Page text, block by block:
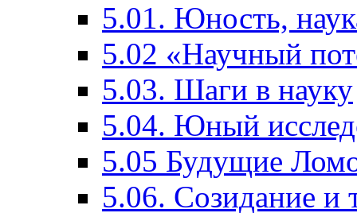
5.01. Юность,
5.02 «Научный
5.03. Шаги в науку
5.04. Юный
5.05 Будущие
5.06. Созидание и